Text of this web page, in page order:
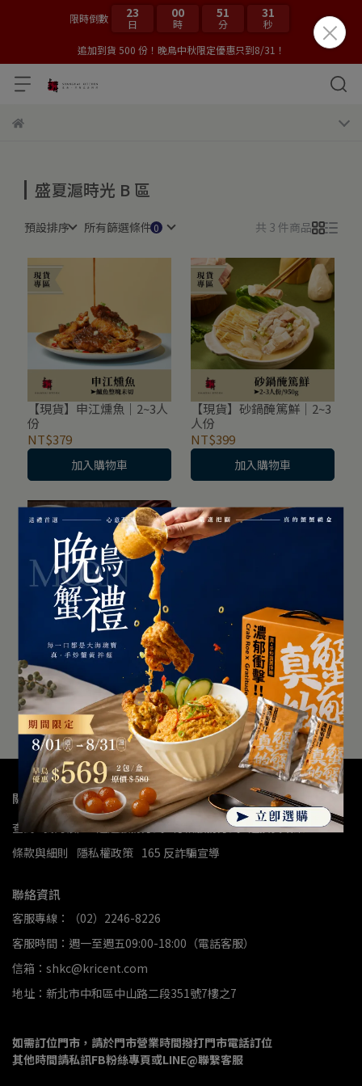
限時倒數 23
日
00
時
51
分
31
秒
追加到貨 500 份！晚鳥中秋限定優惠只到8/31！
盛夏滬時光 B 區
預設排序 所有篩選條件 共 3 件商品
【現貨】申江燻魚｜2~3人
份
NT$379
加入購物車
【現貨】砂鍋醃篤鮮｜2~3
人份
NT$399
加入購物車
【現貨】紅燒蹄筋｜2～3
人份
NT$399
加入購物車
關於我們
查詢 我的帳戶 運送服務方式 付款服務方式 退換貨政策
條款與細則
隱私權政策 165 反詐騙宣導
聯絡資訊
客服專線：（02）2246-8226
客服時間：週一至週五09:00-18:00（電話客服）
信箱：shkc@kricent.com
地址：新北市中和區中山路二段351號7樓之7
如需訂位門市，請於門市營業時間撥打門市電話訂位
其他時間請私訊FB粉絲專頁或LINE@聯繫客服